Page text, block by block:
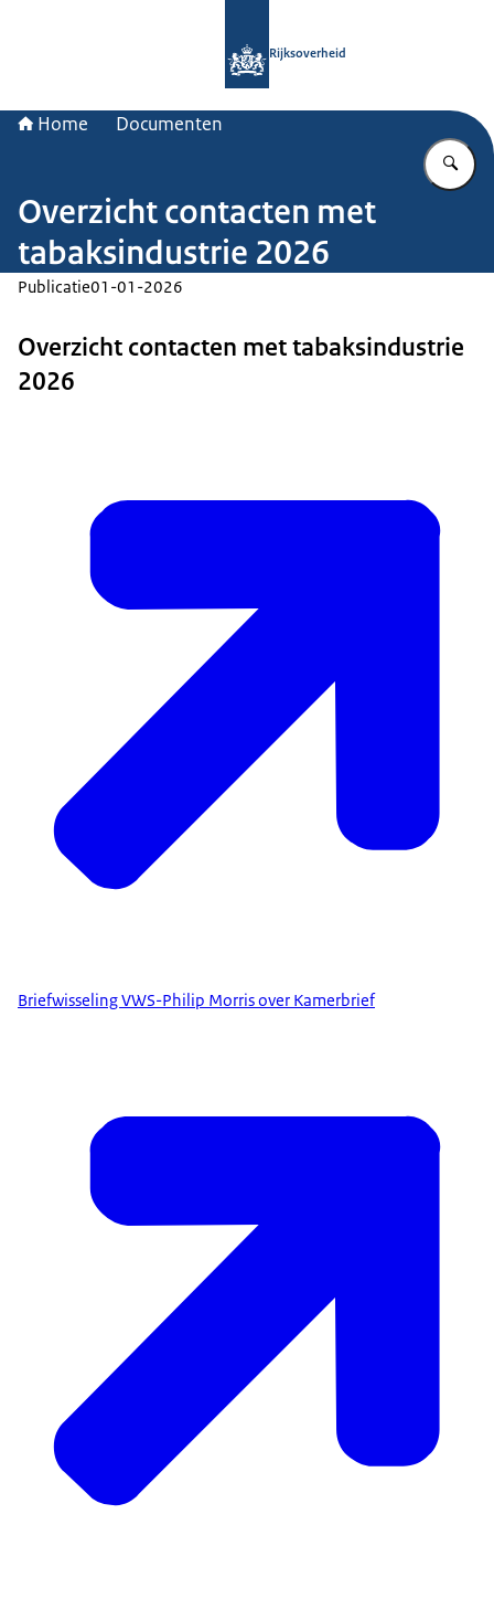
Rijksoverheid
Home Documenten
Overzicht contacten met
tabaksindustrie 2026
Publicatie01-01-2026
Overzicht contacten met tabaksindustrie
2026
Briefwisseling VWS-Philip Morris over Kamerbrief